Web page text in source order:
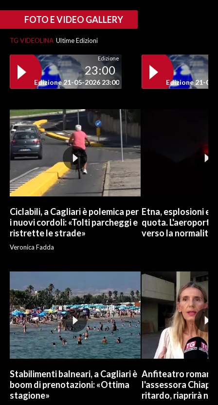
FOTO E VIDEO GALLERY
TG VIDEOLINA Ultime Edizioni
Edizione
23:00
Edizione 21-05-2026 23:00 Edizione 21-05-
Ciclabili, a Cagliari è polemica per
i nuovi cordoli: «Tolti parcheggi e
ristrette le strade»
Veronica Fadda
Etna, esplosioni e
quota. L'aeroporto
verso la normalità
Stabilimenti balneari, a Cagliari è
boom di prenotazioni: «Ottima
stagione»
Anfiteatro romano
l'assessora
ritardo, riaprirà nel